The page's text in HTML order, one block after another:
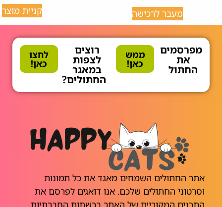
מעבר לרכישה קניית מוצר
מפרסמים
את
החתול
ממש
כאן!
רוצים
לצפות
במאגר
החתולים?
לחצו
כאן!
אתר החתולים השמחים מאגד את כל תמונות
וסרטוני החתולים שלכם. אנו דואגים לפרסם את